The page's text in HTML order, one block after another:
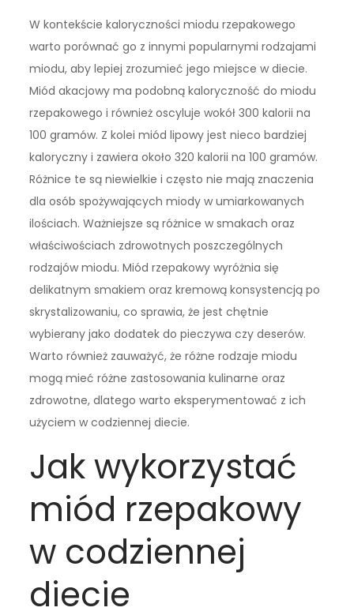
W kontekście kaloryczności miodu rzepakowego
warto porównać go z innymi popularnymi rodzajami
miodu, aby lepiej zrozumieć jego miejsce w diecie.
Miód akacjowy ma podobną kaloryczność do miodu
rzepakowego i również oscyluje wokół 300 kalorii na
100 gramów. Z kolei miód lipowy jest nieco bardziej
kaloryczny i zawiera około 320 kalorii na 100 gramów.
Różnice te są niewielkie i często nie mają znaczenia
dla osób spożywających miody w umiarkowanych
ilościach. Ważniejsze są różnice w smakach oraz
właściwościach zdrowotnych poszczególnych
rodzajów miodu. Miód rzepakowy wyróżnia się
delikatnym smakiem oraz kremową konsystencją po
skrystalizowaniu, co sprawia, że jest chętnie
wybierany jako dodatek do pieczywa czy deserów.
Warto również zauważyć, że różne rodzaje miodu
mogą mieć różne zastosowania kulinarne oraz
zdrowotne, dlatego warto eksperymentować z ich
użyciem w codziennej diecie.
Jak wykorzystać
miód rzepakowy
w codziennej
diecie